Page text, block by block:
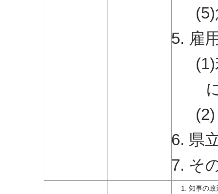
雇
県
そ
知事の政